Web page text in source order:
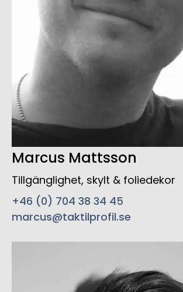
Marcus Mattsson
Tillgänglighet, skylt & foliedekor
+46 (0) 704 38 34 45
marcus@taktilprofil.se